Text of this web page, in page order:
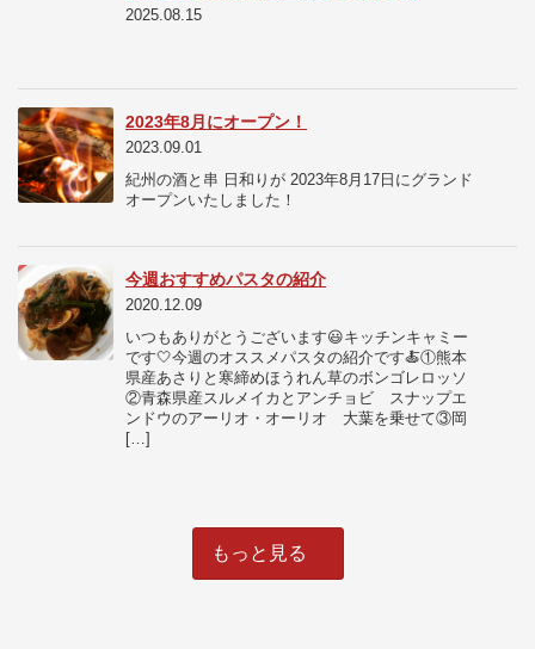
2025.08.15
2023年8月にオープン！
2023.09.01
紀州の酒と串 日和りが 2023年8月17日にグランド
オープンいたしました！
今週おすすめパスタの紹介
2020.12.09
いつもありがとうございます😃キッチンキャミー
です🤍今週のオススメパスタの紹介です🍝①熊本
県産あさりと寒締めほうれん草のボンゴレロッソ
②青森県産スルメイカとアンチョビ スナップエ
ンドウのアーリオ・オーリオ 大葉を乗せて③岡
[…]
もっと見る